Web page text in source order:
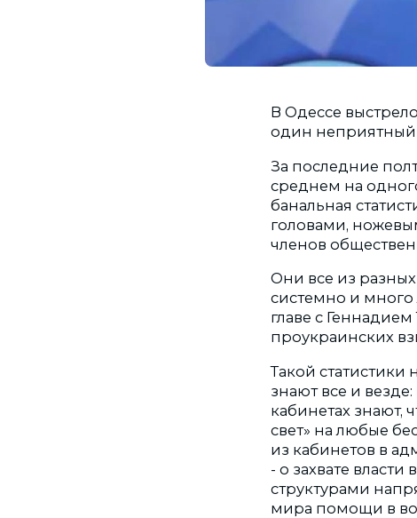
В Одессе
один неприятный
За последние
среднем на
банальная
головами,
членов
Они все из
системно и много
главе с
проукраинских
Такой
знают все и
кабинетах знают,
свет» на любые
из кабинетов в
- о захвате
структурами
мира помощи в